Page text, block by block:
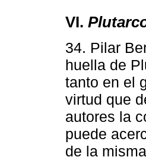
VI.
34. Pilar
huella de
tanto en el
virtud que
autores la
puede
de la